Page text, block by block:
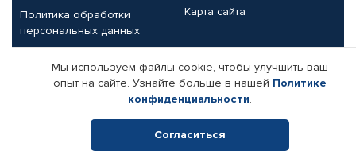
Политика обработки
персональных данных
Карта сайта
Партнерам
Корпоративным клиентам
Поставщикам
Реквизиты компании
Мы используем файлы cookie, чтобы улучшить ваш
опыт на сайте. Узнайте больше в нашей Политике
конфиденциальности.
Согласиться